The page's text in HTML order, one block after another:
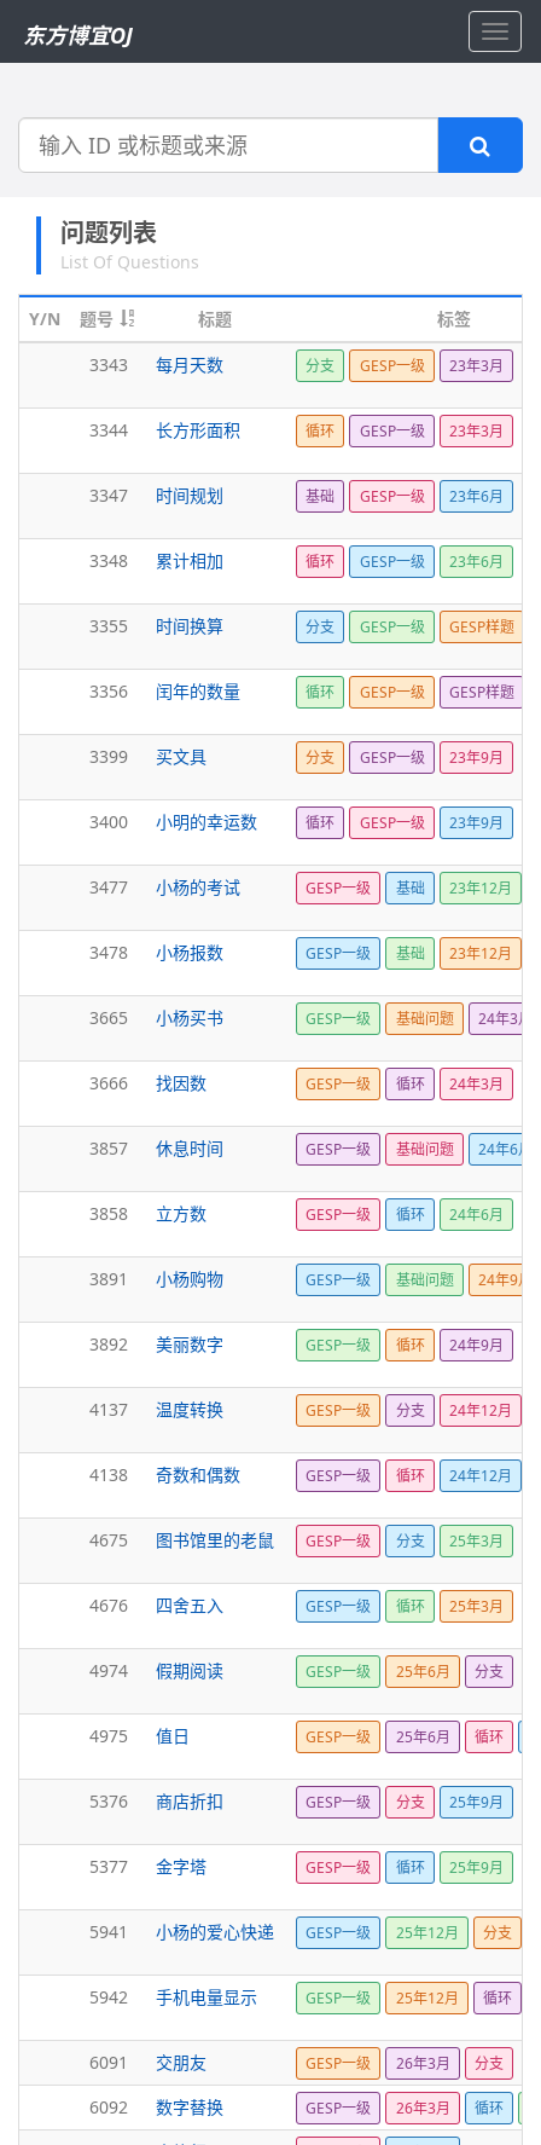
东方博宜OJ
搜
问题列表
List Of Questions
Y/N 题号 标题
标签
3343
每月天数 分支 GESP一级 23年3月
3344 长方形面积 循环 GESP一级 23年3月
3347 时间规划 基础 GESP一级 23年6月
3348 累计相加 循环 GESP一级 23年6月
3355 时间换算 分支 GESP一级 GESP样题
3356 闰年的数量 循环 GESP一级 GESP样题
3399 买文具 分支 GESP一级 23年9月
3400 小明的幸运数 循环 GESP一级 23年9月
3477 小杨的考试 GESP一级 基础 23年12月
3478 小杨报数 GESP一级 基础 23年12月
3665 小杨买书 GESP一级 基础问题 24年3月
3666 找因数 GESP一级 循环 24年3月
3857 休息时间 GESP一级 基础问题 24年6月
3858 立方数 GESP一级 循环 24年6月
3891 小杨购物 GESP一级 基础问题 24年9月
3892 美丽数字 GESP一级 循环 24年9月
4137 温度转换 GESP一级 分支 24年12月
4138 奇数和偶数 GESP一级 循环 24年12月
4675 图书馆里的老鼠 GESP一级 分支 25年3月
4676 四舍五入 GESP一级 循环 25年3月
4974 假期阅读 GESP一级 25年6月 分支
4975 值日 GESP一级 25年6月 循环
5376 商店折扣 GESP一级 分支 25年9月
5377 金字塔 GESP一级 循环 25年9月
5941 小杨的爱心快递 GESP一级 25年12月 分支
5942 手机电量显示 GESP一级 25年12月 循环
6091 交朋友 GESP一级 26年3月 分支
6092 数字替换 GESP一级 26年3月 循环